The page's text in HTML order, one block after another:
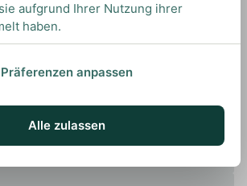
J.M? UNSERE
aufgrund Ihrer Nutzung ihrer
haben.
Präferenzen anpassen
Alle zulassen